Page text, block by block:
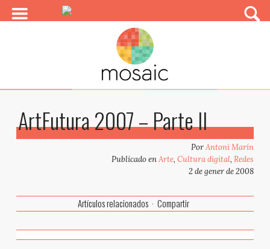
ArtFutura 2007 – Parte II
PorAntoni Marín
Publicado enArte,Cultura digital,Redes
2 de gener de 2008
Artículos relacionados Compartir